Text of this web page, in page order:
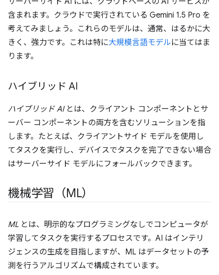
含まれます。クラウドで実行されている Gemini 1.5 Pro を
考えてみましょう。これらのモデルは、通常、はるかに大
きく、強力です。これは特に大規模言語モデルに当てはま
ります。
ハイブリッド AI
ハイブリッド AIとは、クライアント コンポーネントとサ
ーバー コンポーネントの両方を含むソリューションを指
します。たとえば、クライアントサイド モデルを使用し
てタスクを実行し、デバイスでタスクを完了できない場合
はサーバーサイド モデルにフォールバックできます。
機械学習（ML）
ML とは、明示的なプログラミングなしでコンピュータが
学習してタスクを実行するプロセスです。AI はインテリ
ジェンスの生成を目指しますが、ML はデータセットの予
測を行うアルゴリズムで構成されています。